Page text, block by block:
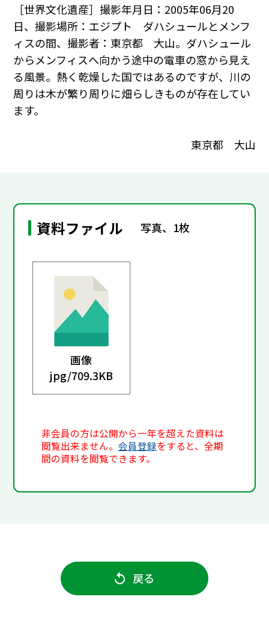
［世界文化遺産］撮影年月日：2005年06月20
日、撮影場所：エジプト ダハシュールとメンフ
ィスの間、撮影者：東京都 大山。ダハシュール
からメンフィスへ向かう途中の電車の窓から見え
る風景。熱く乾燥した国ではあるのですが、川の
周りは木が繁り周りに畑らしきものが存在してい
ます。
東京都 大山
資料ファイル 写真、1枚
画像
jpg/709.3KB
非会員の方は公開から一年を超えた資料は
閲覧出来ません。会員登録をすると、全期
間の資料を閲覧できます。
戻る